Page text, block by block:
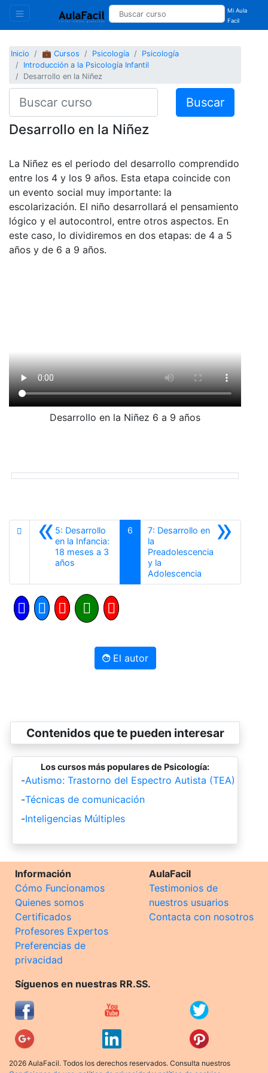
Mi Aula
Facil
Inicio 💼 Cursos Psicología
Psicología
Introducción a la Psicología Infantil
Desarrollo en la Niñez
Buscar
Desarrollo en la Niñez
La Niñez es el periodo del desarrollo comprendido
entre los 4 y los 9 años. Esta etapa coincide con
un evento social muy importante: la
escolarización. El niño desarrollará el pensamiento
lógico y el autocontrol, entre otros aspectos. En
este caso, lo dividiremos en dos etapas: de 4 a 5
años y de 6 a 9 años.
Desarrollo en la Niñez 6 a 9 años
«5: Desarrollo
en la Infancia:
18 meses a 3
años
6 »
7: Desarrollo en
la
Preadolescencia
y la
AdolescenciaSiguiente
El autor
Contenidos que te pueden interesar
Los cursos más populares de Psicología:
-Autismo: Trastorno del Espectro Autista (TEA)
-Técnicas de comunicación
-Inteligencias Múltiples
Información
Cómo Funcionamos
Quienes somos
Certificados
Profesores Expertos
Preferencias de
privacidad
AulaFacil
Testimonios de
nuestros usuarios
Contacta con nosotros
Síguenos en nuestras RR.SS.
2026 AulaFacil. Todos los derechos reservados. Consulta nuestros